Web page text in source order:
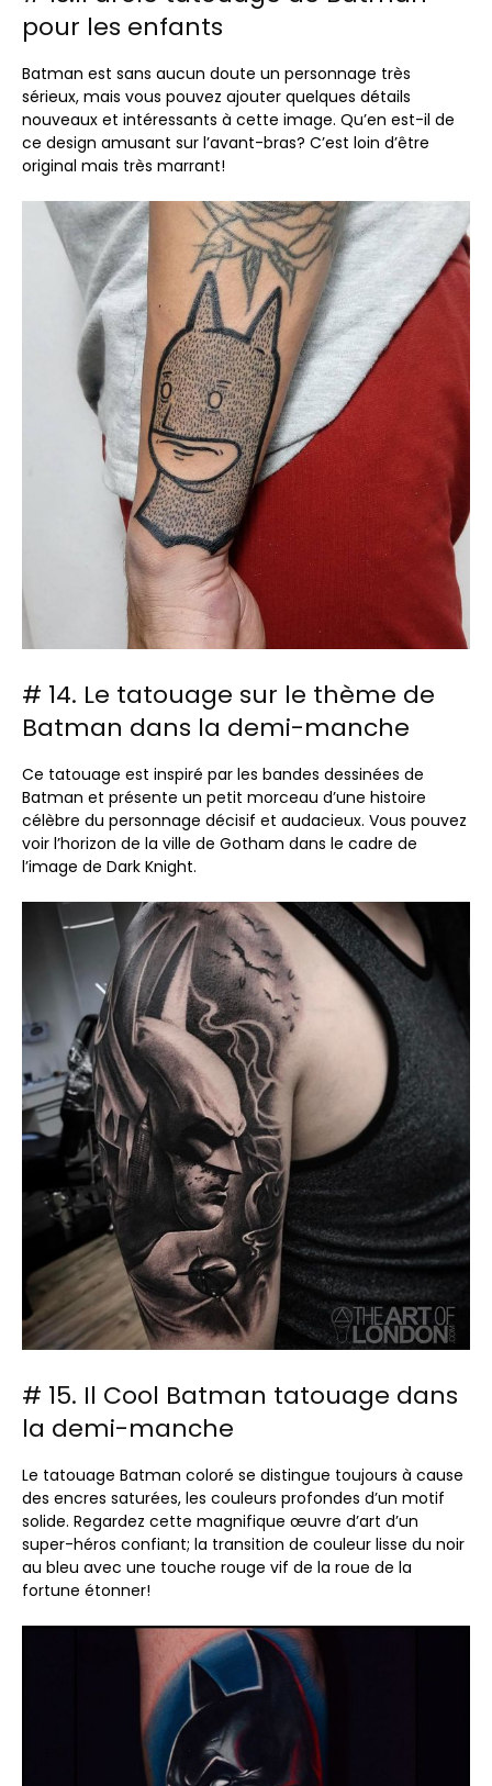
pour les enfants
Batman est sans aucun doute un personnage très
sérieux, mais vous pouvez ajouter quelques détails
nouveaux et intéressants à cette image. Qu’en est-il de
ce design amusant sur l’avant-bras? C’est loin d’être
original mais très marrant!
# 14. Le tatouage sur le thème de
Batman dans la demi-manche
Ce tatouage est inspiré par les bandes dessinées de
Batman et présente un petit morceau d’une histoire
célèbre du personnage décisif et audacieux. Vous pouvez
voir l’horizon de la ville de Gotham dans le cadre de
l’image de Dark Knight.
# 15. Il Cool Batman tatouage dans
la demi-manche
Le tatouage Batman coloré se distingue toujours à cause
des encres saturées, les couleurs profondes d’un motif
solide. Regardez cette magnifique œuvre d’art d’un
super-héros confiant; la transition de couleur lisse du noir
au bleu avec une touche rouge vif de la roue de la
fortune étonner!